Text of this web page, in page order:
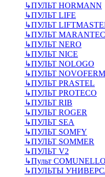
↳ПУЛЬТ HORMANN
↳ПУЛЬТ LIFE
↳ПУЛЬТ
↳ПУЛЬТ MARANTEC
↳ПУЛЬТ NERO
↳ПУЛЬТ NICE
↳ПУЛЬТ NOLOGO
↳ПУЛЬТ NOVOFERM
↳ПУЛЬТ PRASTEL
↳ПУЛЬТ PROTECO
↳ПУЛЬТ RIB
↳ПУЛЬТ ROGER
↳ПУЛЬТ SEA
↳ПУЛЬТ SOMFY
↳ПУЛЬТ SOMMER
↳ПУЛЬТ V2
↳Пульт СOMUNELLO
↳ПУЛЬТЫ